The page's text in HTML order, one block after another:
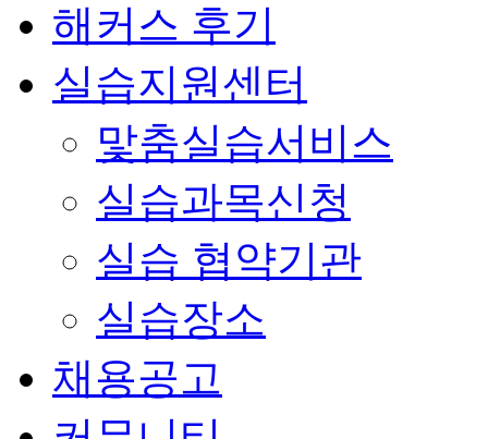
해커스 후기
실습지원센터
맟춤실습서비스
실습과목신청
실습 협약기관
실습장소
채용공고